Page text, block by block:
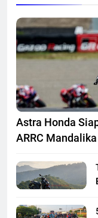
Astra Honda
ARRC